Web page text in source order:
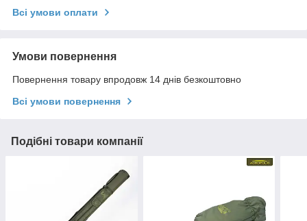
Всі умови оплати
Умови повернення
Повернення товару впродовж 14 днів безкоштовно
Всі умови повернення
Подібні товари компанії